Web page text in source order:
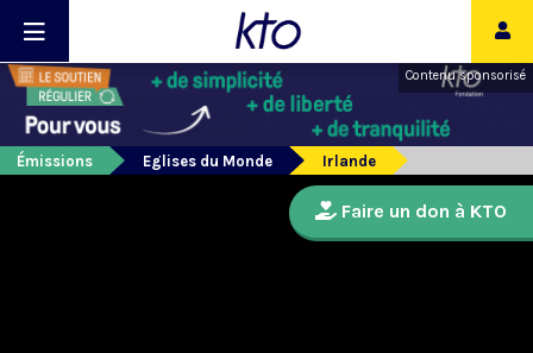
Contenu sponsorisé
Émissions Eglises du Monde Irlande
Faire un don à KTO